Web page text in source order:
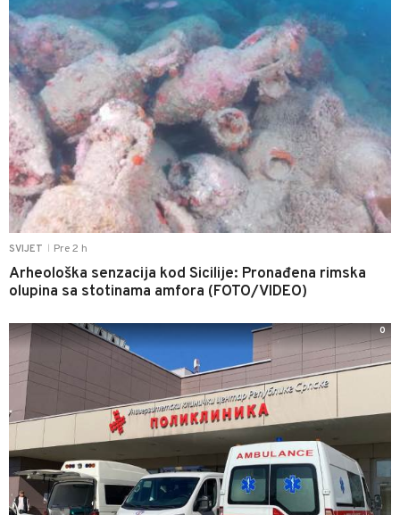
SVIJET Pre 2 h
Arheološka senzacija kod Sicilije: Pronađena rimska
olupina sa stotinama amfora (FOTO/VIDEO)
0